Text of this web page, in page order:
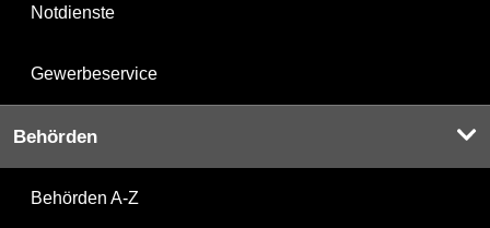
Notdienste
Gewerbeservice
Behörden
Behörden A-Z